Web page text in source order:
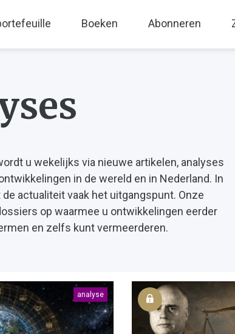
Boeken Abonneren
u wekelijks via nieuwe artikelen, analyses
in de wereld en in Nederland. In
actualiteit vaak het uitgangspunt. Onze
op waarmee u ontwikkelingen eerder
en zelfs kunt vermeerderen.
analyse